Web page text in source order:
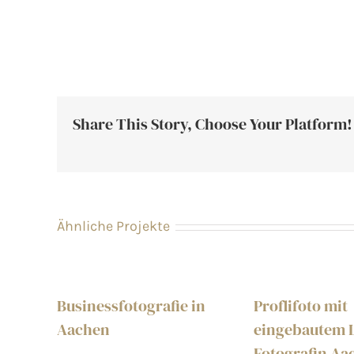
Share This Story, Choose Your Platform!
Ähnliche Projekte
Businessfotografie in
Aachen
Proflifoto mit
eingebautem